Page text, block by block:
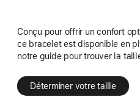
Conçu pour offrir un confort
ce bracelet est disponible en
notre guide pour trouver la
Déterminer votre taille